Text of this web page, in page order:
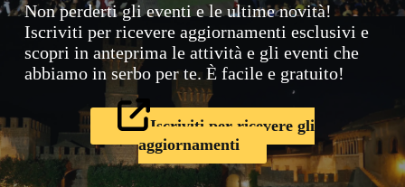
Non perderti gli eventi e le ultime novità!
Iscriviti per ricevere aggiornamenti esclusivi e
scopri in anteprima le attività e gli eventi che
abbiamo in serbo per te. È facile e gratuito!
Iscriviti per ricevere gli
aggiornamenti